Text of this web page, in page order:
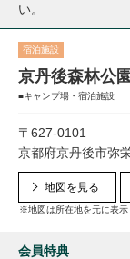
い。
宿泊施設
京丹後森林公
■キャンプ場・宿泊施設
〒627-0101
京都府京丹後市弥
地図を見る
※地図は所在地を元に表示
会員特典